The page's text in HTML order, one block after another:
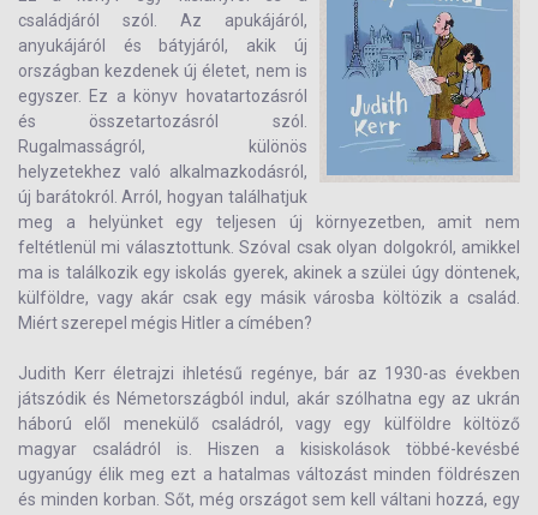
családjáról szól. Az apukájáról,
anyukájáról és bátyjáról, akik új
országban kezdenek új életet, nem is
egyszer. Ez a könyv hovatartozásról
és összetartozásról szól.
Rugalmasságról, különös
helyzetekhez való alkalmazkodásról,
új barátokról. Arról, hogyan találhatjuk
meg a helyünket egy teljesen új környezetben, amit nem
feltétlenül mi választottunk. Szóval csak olyan dolgokról, amikkel
ma is találkozik egy iskolás gyerek, akinek a szülei úgy döntenek,
külföldre, vagy akár csak egy másik városba költözik a család.
Miért szerepel mégis Hitler a címében?
Judith Kerréletrajzi ihletésű regénye, bár az 1930-as években
játszódik és Németországból indul, akár szólhatna egy az ukrán
háború elől menekülő családról, vagy egy külföldre költöző
magyar családról is. Hiszen a kisiskolások többé-kevésbé
ugyanúgy élik meg ezt a hatalmas változást minden földrészen
és minden korban. Sőt, még országot sem kell váltani hozzá, egy